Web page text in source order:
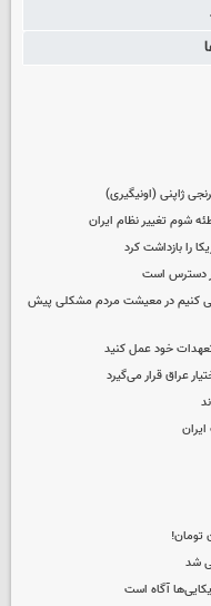
ژاپنی (اونیگیری)
شوم تغییر نظام ایران
را بازداشت کرد
دسترس است
می کنیم در معیشت مردم مشکلی پیش
تعهدات خود عمل کنید
عراق قرار می‌گیرد
شد
آگاه است